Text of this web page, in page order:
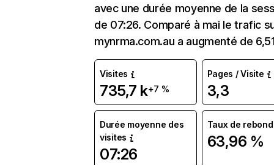
avec une durée moyenne de la
de 07:26. Comparé à mai le trafic
mynrma.com.au a augmenté de
Visites
735,7 k+7 %
Pages / Visite
3,3
Durée moyenne des
visites
07:26
Taux de rebond
63,96 %